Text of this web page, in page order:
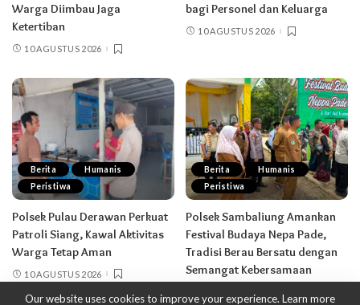
Warga Diimbau Jaga
Ketertiban
10 AGUSTUS 2026
bagi Personel dan Keluarga
10 AGUSTUS 2026
Berita
Humanis
Peristiwa
Polsek Pulau Derawan Perkuat
Patroli Siang, Kawal Aktivitas
Warga Tetap Aman
10 AGUSTUS 2026
Berita
Humanis
Peristiwa
Polsek Sambaliung Amankan
Festival Budaya Nepa Pade,
Tradisi Berau Bersatu dengan
Semangat Kebersamaan
Our website uses cookies to improve your experience. Learn more